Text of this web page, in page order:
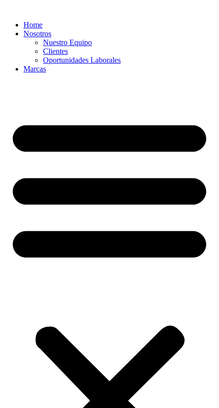
contenidoHome
Nosotros
Nuestro Equipo
Clientes
Oportunidades Laborales
Marcas